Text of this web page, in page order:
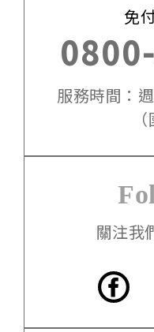
免
服務時間：
關注我